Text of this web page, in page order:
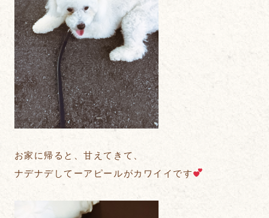
お家に帰ると、甘えてきて、
ナデナデしてーアピールがカワイイです